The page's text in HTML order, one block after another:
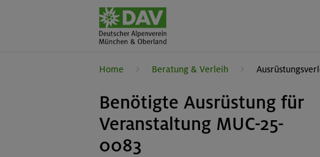
Home Beratung & Verleih
Benötigte Ausrüstung für
Veranstaltung MUC-25-
0083